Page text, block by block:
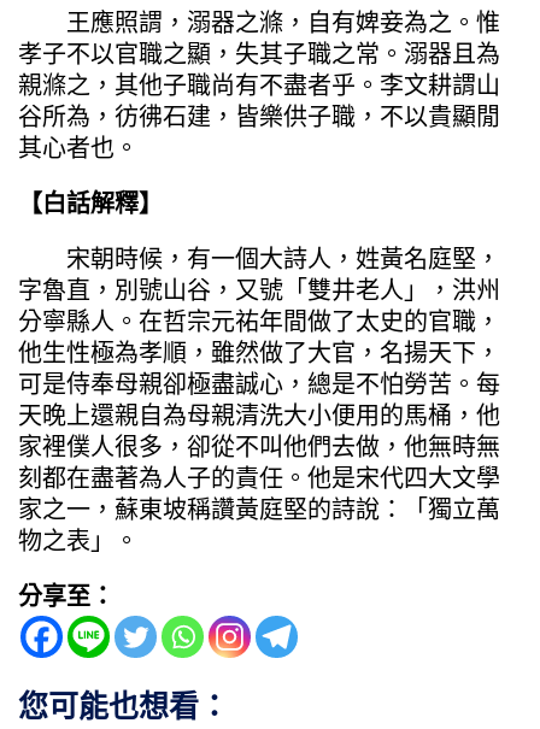
王應照謂，溺器之滌，自有婢妾為之。惟
孝子不以官職之顯，失其子職之常。溺器且為
親滌之，其他子職尚有不盡者乎。李文耕謂山
谷所為，彷彿石建，皆樂供子職，不以貴顯閒
其心者也。
【白話解釋】
宋朝時候，有一個大詩人，姓黃名庭堅，
字魯直，別號山谷，又號「雙井老人」，洪州
分寧縣人。在哲宗元祐年間做了太史的官職，
他生性極為孝順，雖然做了大官，名揚天下，
可是侍奉母親卻極盡誠心，總是不怕勞苦。每
天晚上還親自為母親清洗大小便用的馬桶，他
家裡僕人很多，卻從不叫他們去做，他無時無
刻都在盡著為人子的責任。他是宋代四大文學
家之一，蘇東坡稱讚黃庭堅的詩說：「獨立萬
物之表」。
分享至：
您可能也想看：